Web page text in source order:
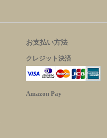
お支払い方法
クレジット決済
Amazon Pay